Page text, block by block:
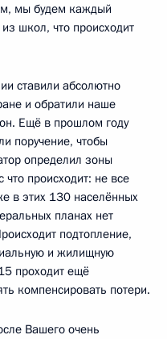
мы будем каждый
школ, что происходит
ставили абсолютно
и обратили наше
Ещё в прошлом году
поручение, чтобы
определил зоны
происходит: не все
в этих 130 населённых
планах нет
подтопление,
и жилищную
проходит ещё
компенсировать потери.
Вашего очень